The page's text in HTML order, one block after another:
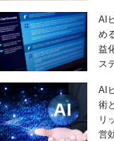
AI
め
益
ス
AI
術
リ
営